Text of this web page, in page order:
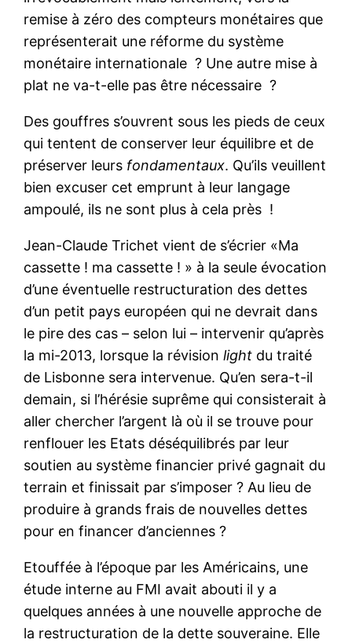
remise à zéro des compteurs monétaires que
représenterait une réforme du système
monétaire internationale ? Une autre mise à
plat ne va-t-elle pas être nécessaire ?
Des gouffres s’ouvrent sous les pieds de ceux
qui tentent de conserver leur équilibre et de
préserver leurs fondamentaux. Qu’ils veuillent
bien excuser cet emprunt à leur langage
ampoulé, ils ne sont plus à cela près !
Jean-Claude Trichet vient de s’écrier «Ma
cassette ! ma cassette ! » à la seule évocation
d’une éventuelle restructuration des dettes
d’un petit pays européen qui ne devrait dans
le pire des cas – selon lui – intervenir qu’après
la mi-2013, lorsque la révisionlight du traité
de Lisbonne sera intervenue. Qu’en sera-t-il
demain, si l’hérésie suprême qui consisterait à
aller chercher l’argent là où il se trouve pour
renflouer les Etats déséquilibrés par leur
soutien au système financier privé gagnait du
terrain et finissait par s’imposer ? Au lieu de
produire à grands frais de nouvelles dettes
pour en financer d’anciennes ?
Etouffée à l’époque par les Américains, une
étude interne au FMI avait abouti il y a
quelques années à une nouvelle approche de
la restructuration de la dette souveraine. Elle